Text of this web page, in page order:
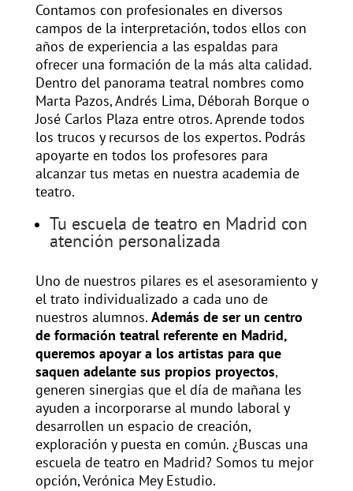
Contamos con profesionales en diversos
campos de la interpretación, todos ellos con
años de experiencia a las espaldas para
ofrecer una formación de la más alta calidad.
Dentro del panorama teatral nombres como
Marta Pazos, Andrés Lima, Déborah Borque o
José Carlos Plaza entre otros. Aprende todos
los trucos y recursos de los expertos. Podrás
apoyarte en todos los profesores para
alcanzar tus metas en nuestra academia de
teatro.
Tu escuela de teatro en Madrid con
atención personalizada
Uno de nuestros pilares es el asesoramiento y
el trato individualizado a cada uno de
nuestros alumnos. Además de ser un centro
de formación teatral referente en Madrid,
queremos apoyar a los artistas para que
saquen adelante sus propios proyectos,
generen sinergias que el día de mañana les
ayuden a incorporarse al mundo laboral y
desarrollen un espacio de creación,
exploración y puesta en común. ¿Buscas una
escuela de teatro en Madrid? Somos tu mejor
opción, Verónica Mey Estudio.